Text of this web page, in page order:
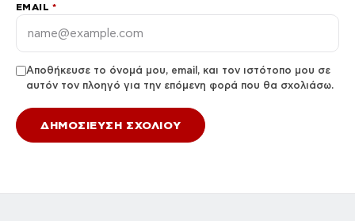
EMAIL *
Αποθήκευσε το όνομά μου, email, και τον ιστότοπο μου σε
αυτόν τον πλοηγό για την επόμενη φορά που θα σχολιάσω.